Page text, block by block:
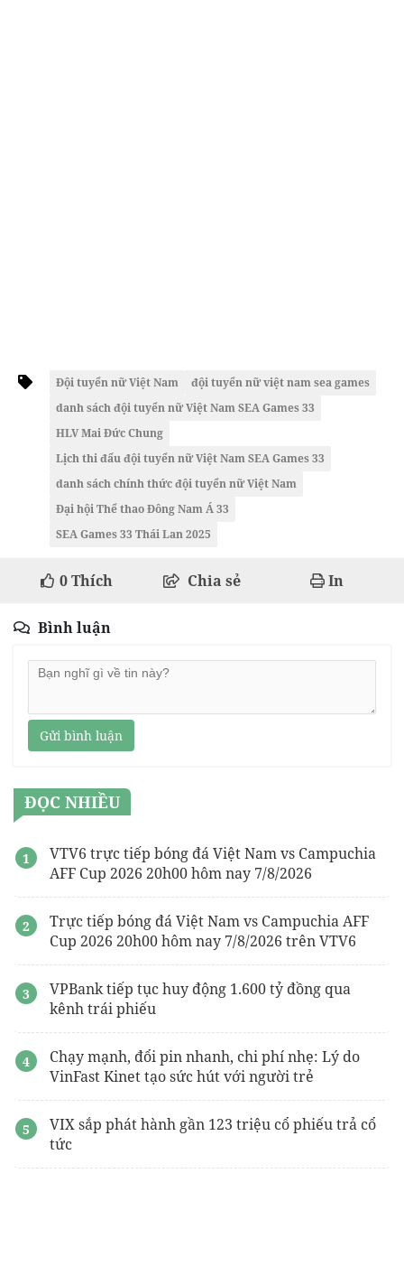
Đội tuyển nữ Việt Nam
đội tuyển nữ việt nam sea games
danh sách đội tuyển nữ Việt Nam SEA Games 33
HLV Mai Đức Chung
Lịch thi đấu đội tuyển nữ Việt Nam SEA Games 33
danh sách chính thức đội tuyển nữ Việt Nam
Đại hội Thể thao Đông Nam Á 33
SEA Games 33 Thái Lan 2025
0Thích Chia sẻ In
Bình luận
Gửi bình luận
ĐỌC NHIỀU
VTV6 trực tiếp bóng đá Việt Nam vs Campuchia
AFF Cup 2026 20h00 hôm nay 7/8/2026
Trực tiếp bóng đá Việt Nam vs Campuchia AFF
Cup 2026 20h00 hôm nay 7/8/2026 trên VTV6
VPBank tiếp tục huy động 1.600 tỷ đồng qua
kênh trái phiếu
Chạy mạnh, đổi pin nhanh, chi phí nhẹ: Lý do
VinFast Kinet tạo sức hút với người trẻ
VIX sắp phát hành gần 123 triệu cổ phiếu trả cổ
tức